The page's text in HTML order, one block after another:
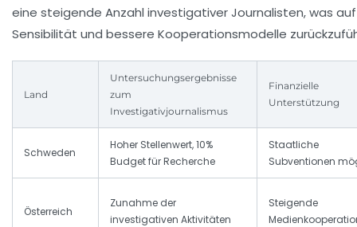
eine steigende Anzahl investigativer Journalisten, was
Sensibilität und bessere Kooperationsmodelle
Land
Untersuchungsergebnisse
zum
Investigativjournalismus
Finanzielle
Unterstützung
Schweden
Hoher Stellenwert, 10%
Budget für Recherche
Staatliche
Subventionen
Österreich
Zunahme der
investigativen Aktivitäten
Steigende